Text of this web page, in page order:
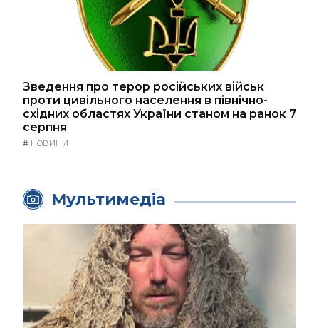
Зведення про терор російських військ
проти цивільного населення в північно-
східних областях України станом на ранок 7
серпня
# НОВИНИ
Мультимедіа